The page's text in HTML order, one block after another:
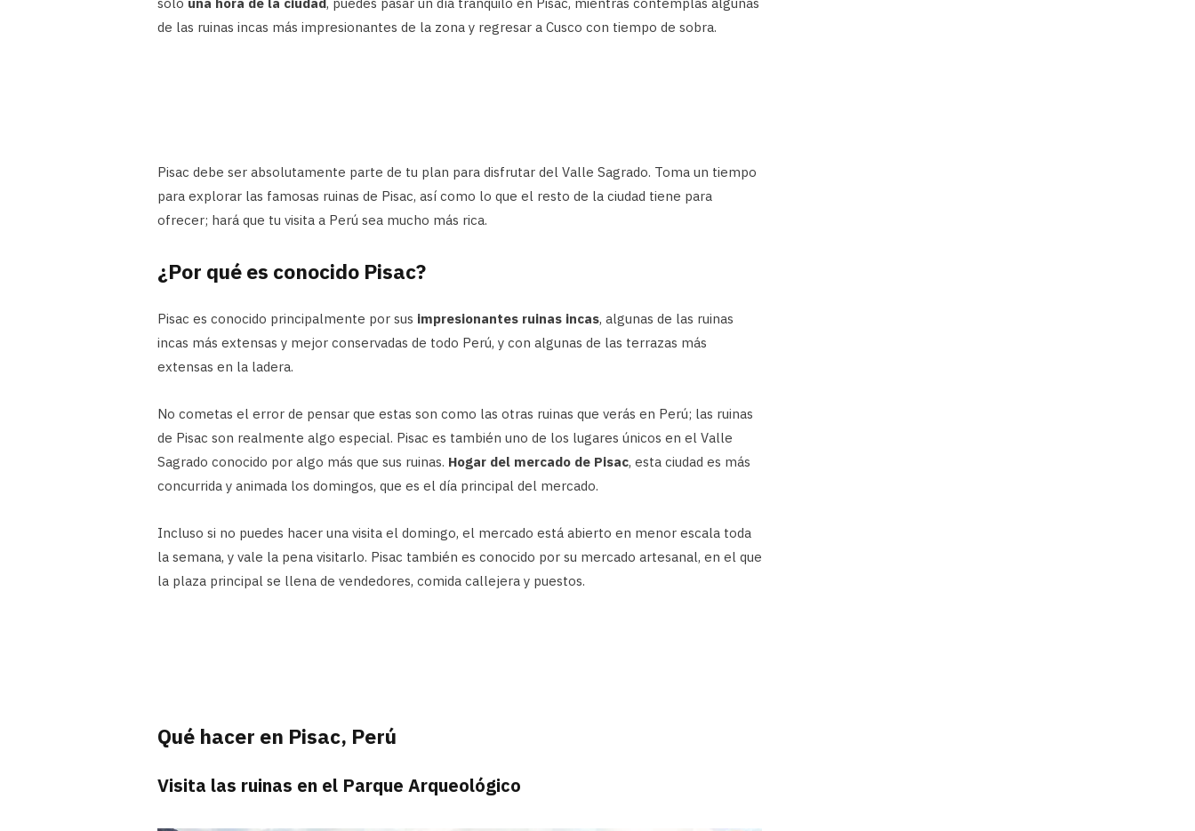
de las ruinas incas más impresionantes de la zona y regresar a Cusco con tiempo de sobra.
Pisac debe ser absolutamente parte de tu plan para disfrutar del Valle Sagrado. Toma un tiempo
para explorar las famosas ruinas de Pisac, así como lo que el resto de la ciudad tiene para
ofrecer; hará que tu visita a Perú sea mucho más rica.
¿Por qué es conocido Pisac?
Pisac es conocido principalmente por sus impresionantes ruinas incas, algunas de las ruinas
incas más extensas y mejor conservadas de todo Perú, y con algunas de las terrazas más
extensas en la ladera.
No cometas el error de pensar que estas son como las otras ruinas que verás en Perú; las ruinas
de Pisac son realmente algo especial. Pisac es también uno de los lugares únicos en el Valle
Sagrado conocido por algo más que sus ruinas. Hogar del mercado de Pisac, esta ciudad es más
concurrida y animada los domingos, que es el día principal del mercado.
Incluso si no puedes hacer una visita el domingo, el mercado está abierto en menor escala toda
la semana, y vale la pena visitarlo. Pisac también es conocido por su mercado artesanal, en el que
la plaza principal se llena de vendedores, comida callejera y puestos.
Qué hacer en Pisac, Perú
Visita las ruinas en el Parque Arqueológico